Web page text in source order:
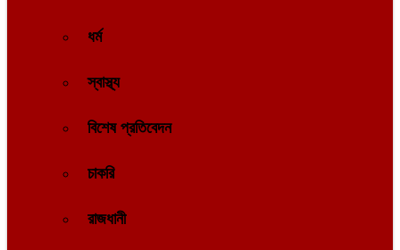
ধর্ম
স্বাস্থ্য
বিশেষ প্রতিবেদন
চাকরি
রাজধানী